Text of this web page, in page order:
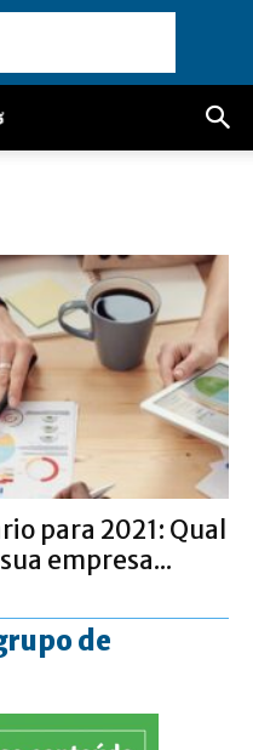
para 2021: Qual
empresa...
de